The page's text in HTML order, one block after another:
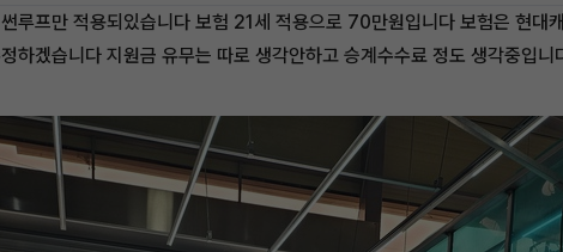
루프만 적용되있습니다 보험 21세 적용으로 70만원입니다 보험은 현
하겠습니다 지원금 유무는 따로 생각안하고 승계수수료 정도 생각중입